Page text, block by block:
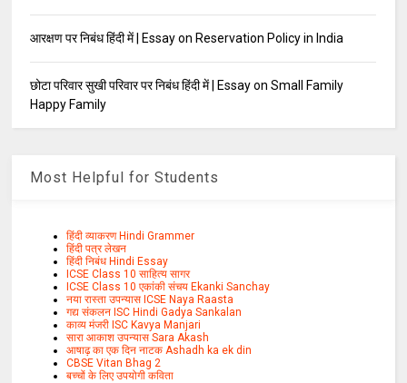
आरक्षण पर निबंध हिंदी में | Essay on Reservation Policy in India
छोटा परिवार सुखी परिवार पर निबंध हिंदी में | Essay on Small Family
Happy Family
Most Helpful for Students
हिंदी व्याकरण Hindi Grammer
हिंदी पत्र लेखन
हिंदी निबंध Hindi Essay
ICSE Class 10 साहित्य सागर
ICSE Class 10 एकांकी संचय Ekanki Sanchay
नया रास्ता उपन्यास ICSE Naya Raasta
गद्य संकलन ISC Hindi Gadya Sankalan
काव्य मंजरी ISC Kavya Manjari
सारा आकाश उपन्यास Sara Akash
आषाढ़ का एक दिन नाटक Ashadh ka ek din
CBSE Vitan Bhag 2
बच्चों के लिए उपयोगी कविता